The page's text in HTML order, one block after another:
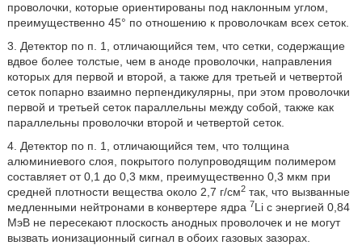
проволочки, которые ориентированы под наклонным углом,
преимущественно 45° по отношению к проволочкам всех сеток.
3. Детектор по п. 1, отличающийся тем, что сетки, содержащие
вдвое более толстые, чем в аноде проволочки, направления
которых для первой и второй, а также для третьей и четвертой
сеток попарно взаимно перпендикулярны, при этом проволочки
первой и третьей сеток параллельны между собой, также как
параллельны проволочки второй и четвертой сеток.
4. Детектор по п. 1, отличающийся тем, что толщина
алюминиевого слоя, покрытого полупроводящим полимером
составляет от 0,1 до 0,3 мкм, преимущественно 0,3 мкм при
средней плотности вещества около 2,7 г/см2так, что вызванные
медленными нейтронами в конвертере ядра 7Li с энергией 0,84
МэВ не пересекают плоскость анодных проволочек и не могут
вызвать ионизационный сигнал в обоих газовых зазорах.